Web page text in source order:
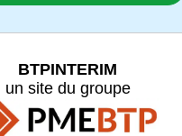
BTPINTERIM
un site du groupe